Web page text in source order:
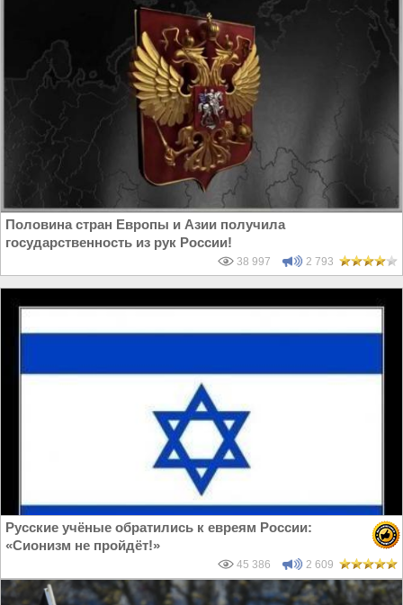
Половина стран Европы и Азии получила
государственность из рук России!
38 997 2 793
Русские учёные обратились к евреям России:
«Сионизм не пройдёт!»
45 386 2 609